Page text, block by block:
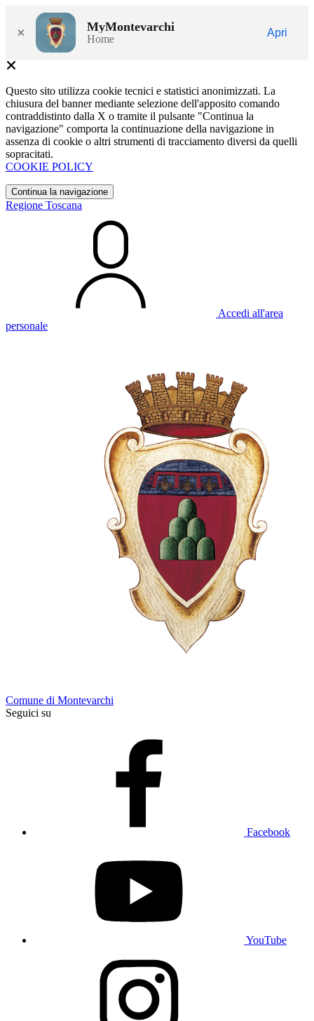
× MyMontevarchi
Home
Apri
Questo sito utilizza cookie tecnici e statistici anonimizzati. La
chiusura del banner mediante selezione dell'apposito comando
contraddistinto dalla X o tramite il pulsante "Continua la
navigazione" comporta la continuazione della navigazione in
assenza di cookie o altri strumenti di tracciamento diversi da quelli
sopracitati.
COOKIE POLICY
Continua la navigazione
Regione Toscana
Accedi all'area
personale
Comune di Montevarchi
Seguici su
Facebook
YouTube